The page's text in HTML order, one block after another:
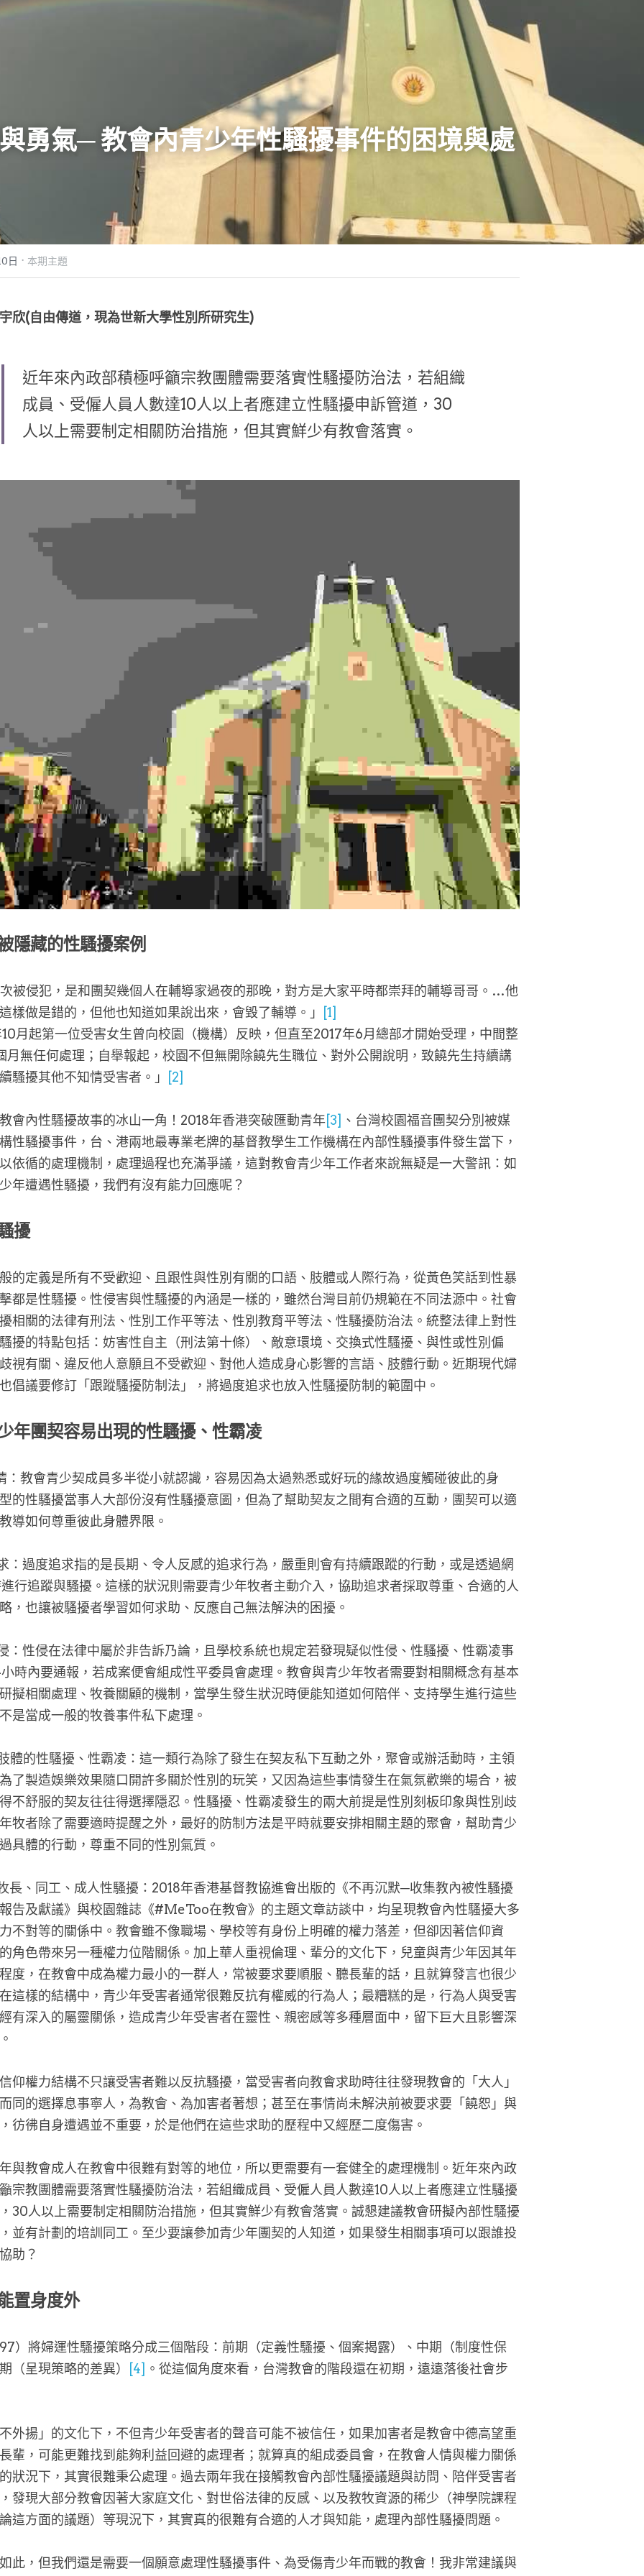
勇氣─ 教會內青少年性騷擾事件的困境與處
日 · 本期主題
欣(自由傳道，現為世新大學性別所研究生)
近年來內政部積極呼籲宗教團體需要落實性騷擾防治法，若組織
成員、受僱人員人數達10人以上者應建立性騷擾申訴管道，30
人以上需要制定相關防治措施，但其實鮮少有教會落實。
隱藏的性騷擾案例
被侵犯，是和團契幾個人在輔導家過夜的那晚，對方是大家平時都崇拜的輔導哥哥。…他
樣做是錯的，但他也知道如果說出來，會毀了輔導。」
[1]
月起第一位受害女生曾向校園（機構）反映，但直至2017年6月總部才開始受理，中間整
月無任何處理；自舉報起，校園不但無開除饒先生職位、對外公開說明，致饒先生持續講
騷擾其他不知情受害者。」
[2]
會內性騷擾故事的冰山一角！2018年香港突破匯動青年[3]
、台灣校園福音團契分別被媒
性騷擾事件，台、港兩地最專業老牌的基督教學生工作機構在內部性騷擾事件發生當下，
依循的處理機制，處理過程也充滿爭議，這對教會青少年工作者來說無疑是一大警訊：如
年遭遇性騷擾，我們有沒有能力回應呢？
擾
的定義是所有不受歡迎、且跟性與性別有關的口語、肢體或人際行為，從黃色笑話到性暴
都是性騷擾。性侵害與性騷擾的內涵是一樣的，雖然台灣目前仍規範在不同法源中。社會
相關的法律有刑法、性別工作平等法、性別教育平等法、性騷擾防治法。統整法律上對性
擾的特點包括：妨害性自主（刑法第十條）、敵意環境、交換式性騷擾、與性或性別偏
視有關、違反他人意願且不受歡迎、對他人造成身心影響的言語、肢體行動。近期現代婦
倡議要修訂「跟蹤騷擾防制法」，將過度追求也放入性騷擾防制的範圍中。
年團契容易出現的性騷擾、性霸凌
：教會青少契成員多半從小就認識，容易因為太過熟悉或好玩的緣故過度觸碰彼此的身
的性騷擾當事人大部份沒有性騷擾意圖，但為了幫助契友之間有合適的互動，團契可以適
導如何尊重彼此身體界限。
：過度追求指的是長期、令人反感的追求行為，嚴重則會有持續跟蹤的行動，或是透過網
行追蹤與騷擾。這樣的狀況則需要青少年牧者主動介入，協助追求者採取尊重、合適的人
，也讓被騷擾者學習如何求助、反應自己無法解決的困擾。
：性侵在法律中屬於非告訴乃論，且學校系統也規定若發現疑似性侵、性騷擾、性霸凌事
時內要通報，若成案便會組成性平委員會處理。教會與青少年牧者需要對相關概念有基本
擬相關處理、牧養關顧的機制，當學生發生狀況時便能知道如何陪伴、支持學生進行這些
是當成一般的牧養事件私下處理。
體的性騷擾、性霸凌：這一類行為除了發生在契友私下互動之外，聚會或辦活動時，主領
了製造娛樂效果隨口開許多關於性別的玩笑，又因為這些事情發生在氣氛歡樂的場合，被
不舒服的契友往往得選擇隱忍。性騷擾、性霸凌發生的兩大前提是性別刻板印象與性別歧
牧者除了需要適時提醒之外，最好的防制方法是平時就要安排相關主題的聚會，幫助青少
具體的行動，尊重不同的性別氣質。
長、同工、成人性騷擾：2018年香港基督教協進會出版的《不再沉默─收集教內被性騷擾
告及獻議》與校園雜誌《#MeToo在教會》的主題文章訪談中，均呈現教會內性騷擾大多
不對等的關係中。教會雖不像職場、學校等有身份上明確的權力落差，但卻因著信仰資
角色帶來另一種權力位階關係。加上華人重視倫理、輩分的文化下，兒童與青少年因其年
度，在教會中成為權力最小的一群人，常被要求要順服、聽長輩的話，且就算發言也很少
這樣的結構中，青少年受害者通常很難反抗有權威的行為人；最糟糕的是，行為人與受害
有深入的屬靈關係，造成青少年受害者在靈性、親密感等多種層面中，留下巨大且影響深
仰權力結構不只讓受害者難以反抗騷擾，當受害者向教會求助時往往發現教會的「大人」
同的選擇息事寧人，為教會、為加害者著想；甚至在事情尚未解決前被要求要「饒恕」與
彷彿自身遭遇並不重要，於是他們在這些求助的歷程中又經歷二度傷害。
與教會成人在教會中很難有對等的地位，所以更需要有一套健全的處理機制。近年來內政
宗教團體需要落實性騷擾防治法，若組織成員、受僱人員人數達10人以上者應建立性騷擾
30人以上需要制定相關防治措施，但其實鮮少有教會落實。誠懇建議教會研擬內部性騷擾
並有計劃的培訓同工。至少要讓參加青少年團契的人知道，如果發生相關事項可以跟誰投
助？
置身度外
）將婦運性騷擾策略分成三個階段：前期（定義性騷擾、個案揭露）、中期（制度性保
（呈現策略的差異）
[4] 。從這個角度來看，台灣教會的階段還在初期，遠遠落後社會步
外揚」的文化下，不但青少年受害者的聲音可能不被信任，如果加害者是教會中德高望重
輩，可能更難找到能夠利益回避的處理者；就算真的組成委員會，在教會人情與權力關係
狀況下，其實很難秉公處理。過去兩年我在接觸教會內部性騷擾議題與訪問、陪伴受害者
發現大部分教會因著大家庭文化、對世俗法律的反感、以及教牧資源的稀少（神學院課程
這方面的議題）等現況下，其實真的很難有合適的人才與知能，處理內部性騷擾問題。
此，但我們還是需要一個願意處理性騷擾事件、為受傷青少年而戰的教會！我非常建議與